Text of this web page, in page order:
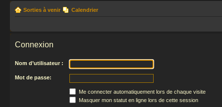
Sorties à venir Calendrier
Connexion
Nom d’utilisateur :
Mot de passe:
Me connecter automatiquement lors de chaque visite
Masquer mon statut en ligne lors de cette session